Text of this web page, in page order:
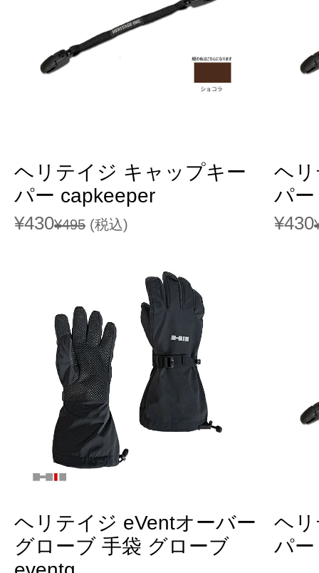
ヘリテイジ キャップキー
パー capkeeper
¥430¥495 (税込)
ヘ
パ
¥430
ヘリテイジ eVentオーバー
グローブ 手袋 グローブ
ヘ
パ